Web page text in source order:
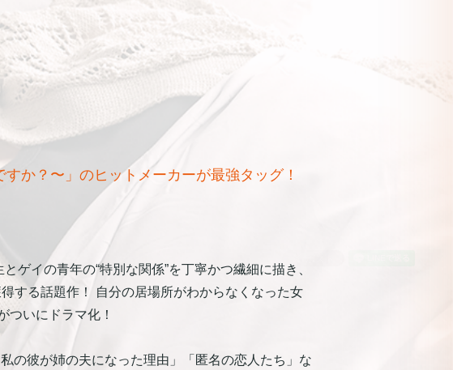
か？〜」のヒットメーカーが最強タッグ！
ゲイの青年の“特別な関係”を丁寧かつ繊細に描き、
する話題作！ 自分の居場所がわからなくなった女
ついにドラマ化！
の彼が姉の夫になった理由」「匿名の恋人たち」な